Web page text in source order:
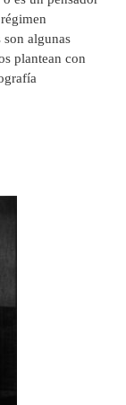
son algunas
plantean con